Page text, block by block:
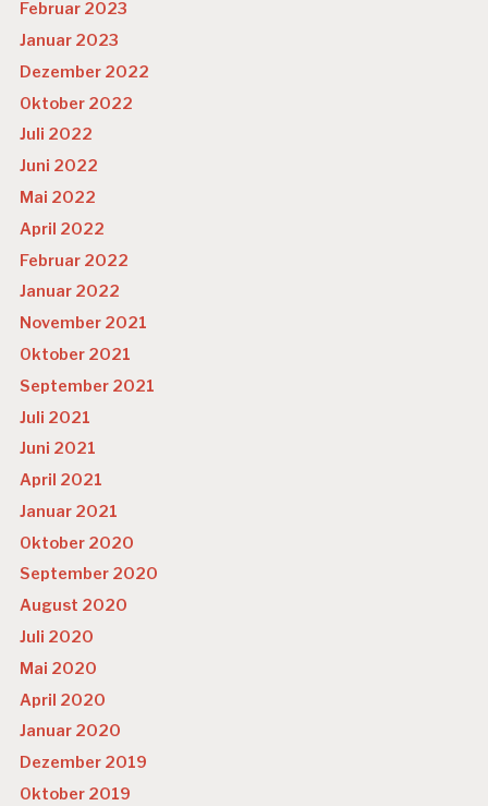
Februar 2023
Januar 2023
Dezember 2022
Oktober 2022
Juli 2022
Juni 2022
Mai 2022
April 2022
Februar 2022
Januar 2022
November 2021
Oktober 2021
September 2021
Juli 2021
Juni 2021
April 2021
Januar 2021
Oktober 2020
September 2020
August 2020
Juli 2020
Mai 2020
April 2020
Januar 2020
Dezember 2019
Oktober 2019